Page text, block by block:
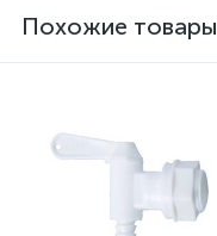
Похожие товары